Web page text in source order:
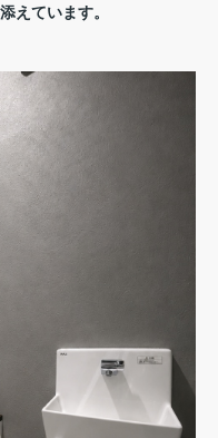
えています。